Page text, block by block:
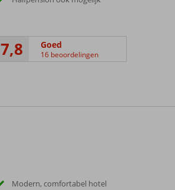
7,8 Goed
16 beoordelingen
Modern, comfortabel hotel